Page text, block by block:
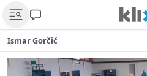
Ismar Gorčić